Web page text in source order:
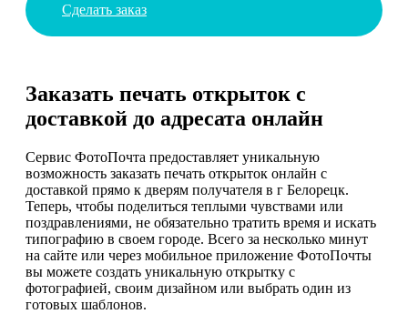
Сделать заказ
Заказать печать открыток с
доставкой до адресата онлайн
Сервис ФотоПочта предоставляет уникальную
возможность заказать печать открыток онлайн с
доставкой прямо к дверям получателя в г Белорецк.
Теперь, чтобы поделиться теплыми чувствами или
поздравлениями, не обязательно тратить время и искать
типографию в своем городе. Всего за несколько минут
на сайте или через мобильное приложение ФотоПочты
вы можете создать уникальную открытку с
фотографией, своим дизайном или выбрать один из
готовых шаблонов.